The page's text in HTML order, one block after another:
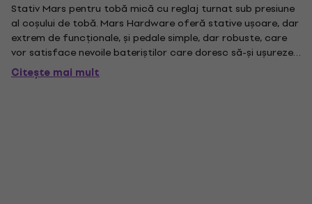
Stativ Mars pentru tobă mică cu reglaj turnat sub presiune
al coșului de tobă. Mars Hardware oferă stative ușoare, dar
extrem de funcționale, și pedale simple, dar robuste, care
vor satisface nevoile bateriștilor care doresc să-și ușureze
încărcătura sau ale muzicienilor mai tineri care doresc să
facă un upgrade major. Mars Hardware este...
Citește mai mult